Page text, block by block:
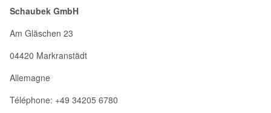
Schaubek GmbH
Am Gläschen 23
04420 Markranstädt
Allemagne
Téléphone: +49 34205 6780